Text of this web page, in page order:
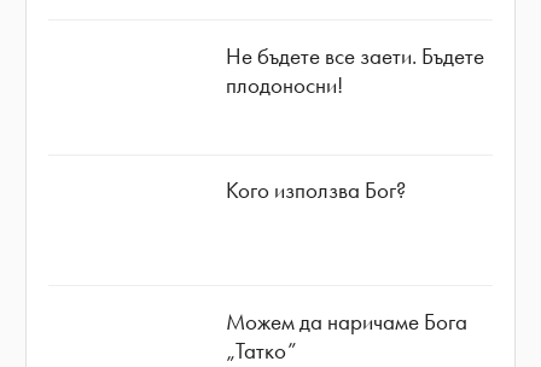
Не бъдете все заети. Бъдете
плодоносни!
Кого използва Бог?
Можем да наричаме Бога
„Татко”